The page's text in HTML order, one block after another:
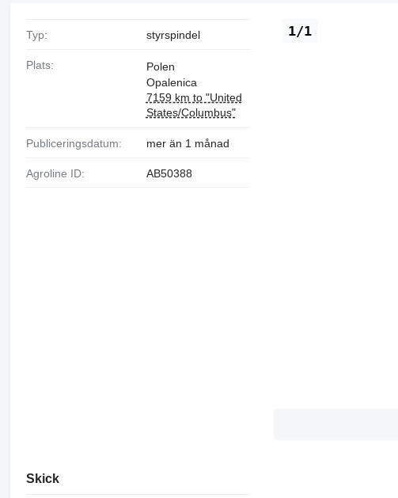
1/1
Typ: styrspindel
Plats:
Polen
Opalenica
7159 km to "United
States/Columbus"
Publiceringsdatum: mer än 1 månad
Agroline ID: AB50388
Skick